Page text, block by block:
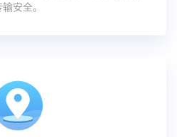
安全。